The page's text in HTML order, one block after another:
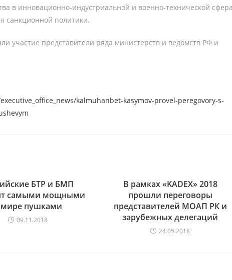
в инновационно-индустриальной и военно-технической
санкционной политики.
представители ряда министерств и ведомств РФ и
kalmuhanbet-kasymov-provel-peregovory-s-
БТР и БМП
самыми мощными
пушками
09.11.2018
В рамках «KADEX» 2018
прошли переговоры
представителей МОАП РК и
зарубежных делегаций
24.05.2018